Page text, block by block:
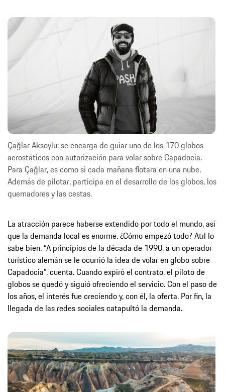
Çağlar Aksoylu: se encarga de guiar uno de los 170 globos
aerostáticos con autorización para volar sobre Capadocia.
Para Çağlar, es como si cada mañana flotara en una nube.
Además de pilotar, participa en el desarrollo de los globos, los
quemadores y las cestas.
La atracción parece haberse extendido por todo el mundo, así
que la demanda local es enorme. ¿Cómo empezó todo? Atıl lo
sabe bien. “A principios de la década de 1990, a un operador
turístico alemán se le ocurrió la idea de volar en globo sobre
Capadocia”, cuenta. Cuando expiró el contrato, el piloto de
globos se quedó y siguió ofreciendo el servicio. Con el paso de
los años, el interés fue creciendo y, con él, la oferta. Por fin, la
llegada de las redes sociales catapultó la demanda.